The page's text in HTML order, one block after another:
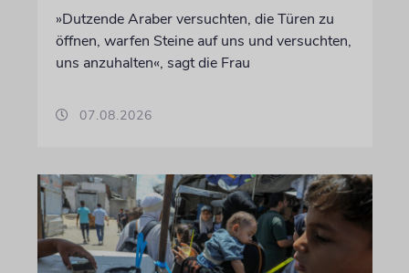
»Dutzende Araber versuchten, die Türen zu
öffnen, warfen Steine auf uns und versuchten,
uns anzuhalten«, sagt die Frau
07.08.2026